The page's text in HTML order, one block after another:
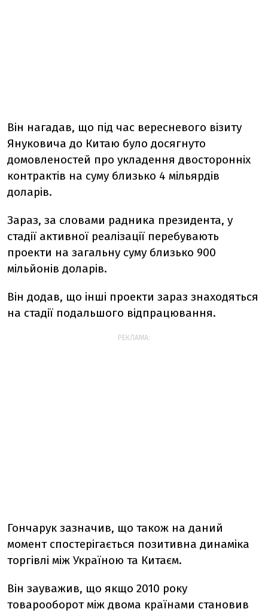
Він нагадав, що під час вересневого візиту
Януковича до Китаю було досягнуто
домовленостей про укладення двосторонніх
контрактів на суму близько 4 мільярдів
доларів.
Зараз, за словами радника президента, у
стадії активної реалізації перебувають
проекти на загальну суму близько 900
мільйонів доларів.
Він додав, що інші проекти зараз знаходяться
на стадії подальшого відпрацювання.
РЕКЛАМА:
Гончарук зазначив, що також на даний
момент спостерігається позитивна динаміка
торгівлі між Україною та Китаєм.
Він зауважив, що якщо 2010 року
товарооборот між двома країнами становив